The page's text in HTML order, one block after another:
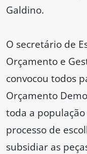
Galdino.
O secretário de
Orçamento e
convocou todos
Orçamento
toda a
processo de
subsidiar as